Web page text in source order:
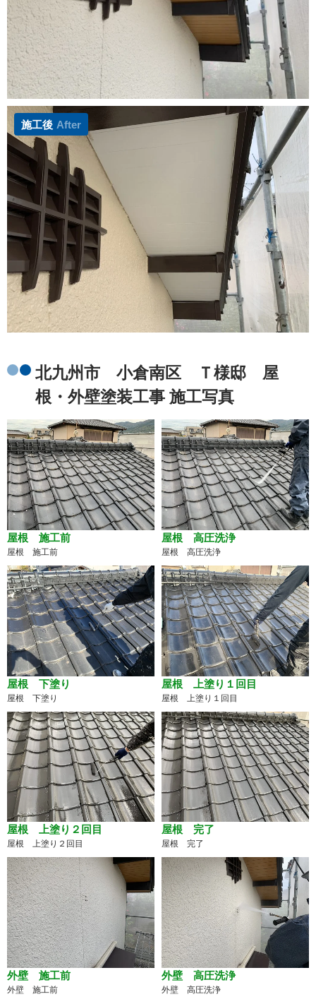
施工後 After
北九州市 小倉南区 Ｔ様邸 屋
根・外壁塗装工事 施工写真
屋根 施工前
屋根 施工前
屋根 高圧洗浄
屋根 高圧洗浄
屋根 下塗り
屋根 下塗り
屋根 上塗り１回目
屋根 上塗り１回目
屋根 上塗り２回目
屋根 上塗り２回目
屋根 完了
屋根 完了
外壁 施工前
外壁 施工前
外壁 高圧洗浄
外壁 高圧洗浄